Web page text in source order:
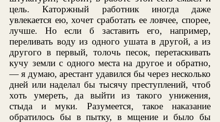
цель. Каторжный работник иногда даже
увлекается ею, хочет сработать ее ловчее, спорее,
лучше. Но если б заставить его, например,
переливать воду из одного ушата в другой, а из
другого в первый, толочь песок, перетаскивать
кучу земли с одного места на другое и обратно,
— я думаю, арестант удавился бы через несколько
дней или наделал бы тысячу преступлений, чтоб
хоть умереть, да выйти из такого унижения,
стыда и муки. Разумеется, такое наказание
обратилось бы в пытку, в мщение и было бы